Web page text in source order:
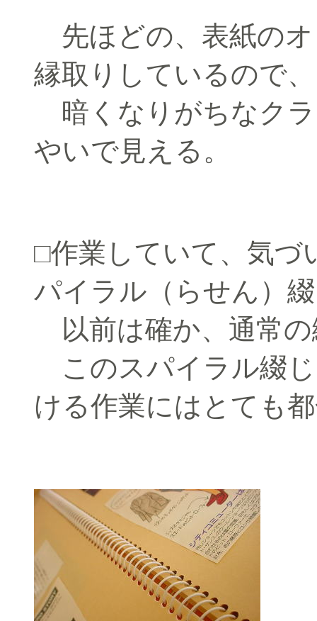
先ほどの、表紙の
縁取りしているので、
暗くなりがちなク
やいで見える。
□作業していて、気づ
パイラル（らせん）
以前は確か、通常
このスパイラル綴
ける作業にはとても